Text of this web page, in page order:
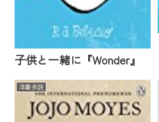
子供と一緒に『Wonder』
洋書多読